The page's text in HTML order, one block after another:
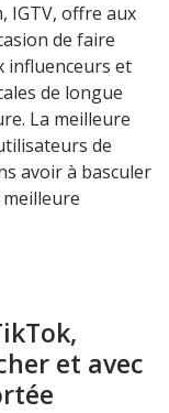
IGTV, offre aux
de faire
influenceurs et
de longue
La meilleure
de
avoir à basculer
et avec